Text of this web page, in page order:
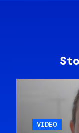
VIDEO